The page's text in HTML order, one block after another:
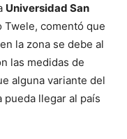
Universidad San
Twele, comentó que
la zona se debe al
las medidas de
alguna variante del
llegar al país